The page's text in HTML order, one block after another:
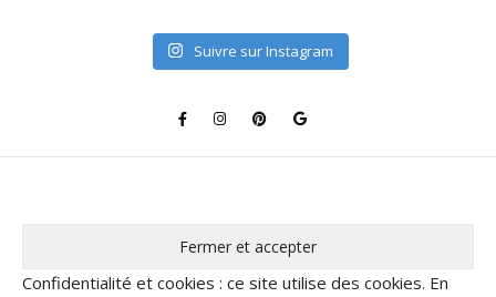
Suivre sur Instagram
Confidentialité et cookies : ce site utilise des cookies. En